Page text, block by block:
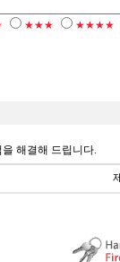
★★★ ★★★★
해결해 드립니다.